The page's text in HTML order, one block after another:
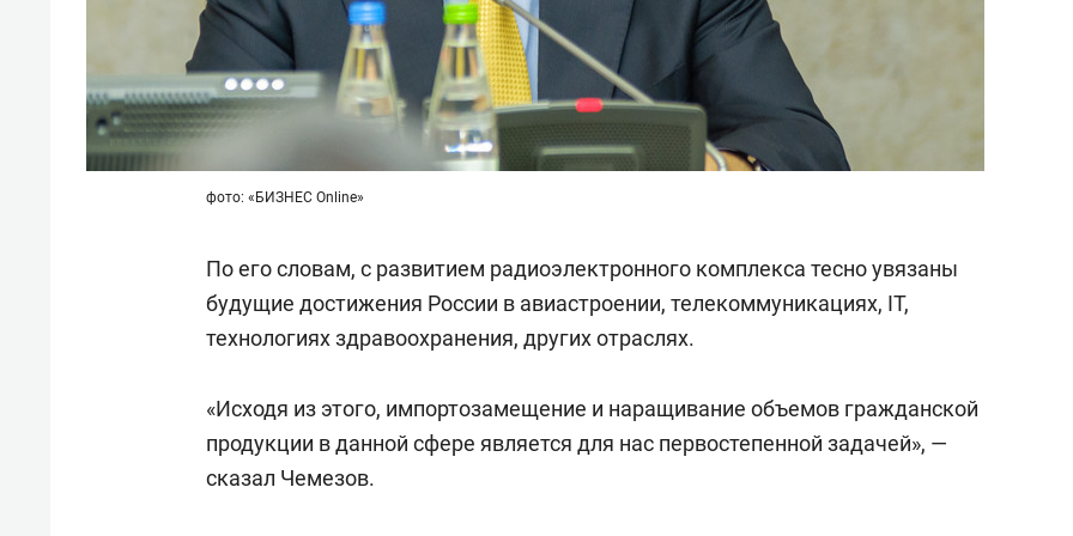
фото: «БИЗНЕС Online»
По его словам, с развитием радиоэлектронного комплекса тесно увязаны
будущие достижения России в авиастроении, телекоммуникациях, IT,
технологиях здравоохранения, других отраслях.
«Исходя из этого, импортозамещение и наращивание объемов гражданской
продукции в данной сфере является для нас первостепенной задачей», —
сказал Чемезов.